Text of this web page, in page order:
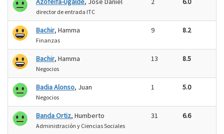
director de entrada ITC
Bachir, Hamma
Finanzas
9 8.2
Bachir, Hamma
Negocios
13 8.5
Badia Alonso, Juan
Negocios
1 5.0
Banda Ortiz, Humberto
Administración y Ciencias Sociales
31 6.6